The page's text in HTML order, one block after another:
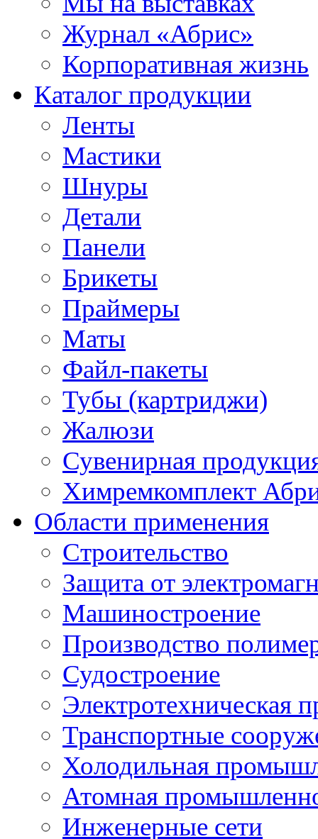
Журнал «Абрис»
Корпоративная жизнь
Каталог продукции
Ленты
Мастики
Шнуры
Детали
Панели
Брикеты
Праймеры
Маты
Файл-пакеты
Тубы (картриджи)
Жалюзи
Сувенирная
Химремкомплект
Области применения
Строительство
Защита от
Машиностроение
Производство
Судостроение
Электротехническая
Транспортные
Холодильная
Атомная
Инженерные сети